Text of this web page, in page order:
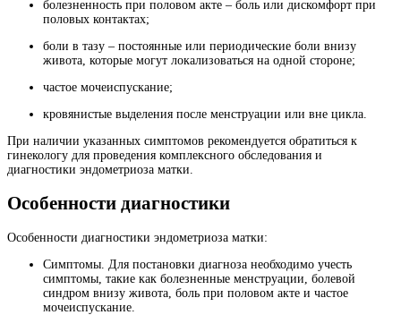
болезненность при половом акте – боль или дискомфорт при
половых контактах;
боли в тазу – постоянные или периодические боли внизу
живота, которые могут локализоваться на одной стороне;
частое мочеиспускание;
кровянистые выделения после менструации или вне цикла.
При наличии указанных симптомов рекомендуется обратиться к
гинекологу для проведения комплексного обследования и
диагностики эндометриоза матки.
Особенности диагностики
Особенности диагностики эндометриоза матки:
Симптомы. Для постановки диагноза необходимо учесть
симптомы, такие как болезненные менструации, болевой
синдром внизу живота, боль при половом акте и частое
мочеиспускание.